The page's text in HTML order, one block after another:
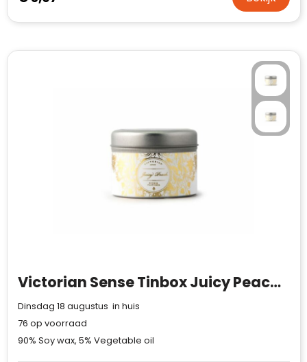
Victorian Sense Tinbox Juicy Peach geurkaars
Dinsdag 18 augustus in huis
76 op voorraad
90% Soy wax, 5% Vegetable oil